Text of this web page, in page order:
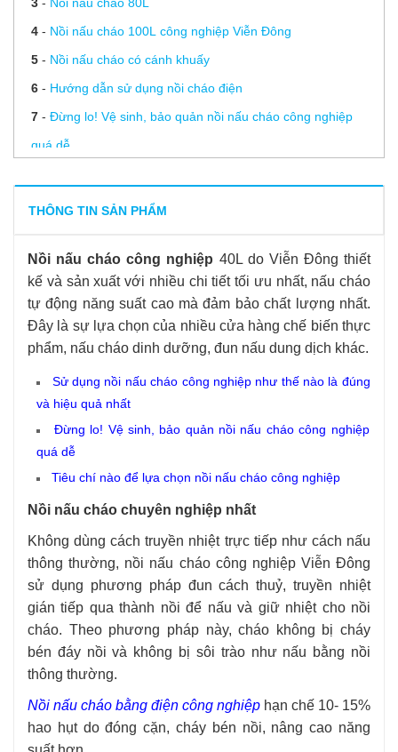
3- Nồi nấu cháo 80L
4- Nồi nấu cháo 100L công nghiệp Viễn Đông
5- Nồi nấu cháo có cánh khuấy
6- Hướng dẫn sử dụng nồi cháo điện
7- Đừng lo! Vệ sinh, bảo quản nồi nấu cháo công nghiệp
quá dễ
nghiệp
Đông
10 -Tiêu chí nào để lựa chọn nồi nấu cháo công nghiệp?
THÔNG TIN SẢN PHẨM
Nồi nấu cháo công nghiệp 40L do Viễn Đông thiết
kế và sản xuất với nhiều chi tiết tối ưu nhất, nấu cháo
tự động năng suất cao mà đảm bảo chất lượng nhất.
Đây là sự lựa chọn của nhiều cửa hàng chế biến thực
phẩm, nấu cháo dinh dưỡng, đun nấu dung dịch khác.
Sử dụng nồi nấu cháo công nghiệp như thế nào là đúng
và hiệu quả nhất
Đừng lo! Vệ sinh, bảo quản nồi nấu cháo công nghiệp
quá dễ
Tiêu chí nào để lựa chọn nồi nấu cháo công nghiệp
Nồi nấu cháo chuyên nghiệp nhất
Không dùng cách truyền nhiệt trực tiếp như cách nấu
thông thường, nồi nấu cháo công nghiệp Viễn Đông
sử dụng phương pháp đun cách thuỷ, truyền nhiệt
gián tiếp qua thành nồi để nấu và giữ nhiệt cho nồi
cháo. Theo phương pháp này, cháo không bị cháy
bén đáy nồi và không bị sôi trào như nấu bằng nồi
thông thường.
Nồi nấu cháo bằng điện công nghiệp hạn chế 10- 15%
hao hụt do đóng cặn, cháy bén nồi, nâng cao năng